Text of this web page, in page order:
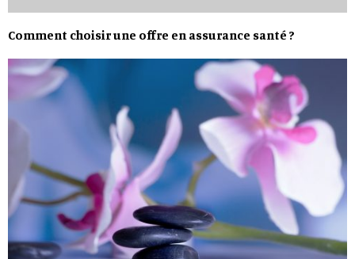
Comment choisir une offre en assurance santé ?